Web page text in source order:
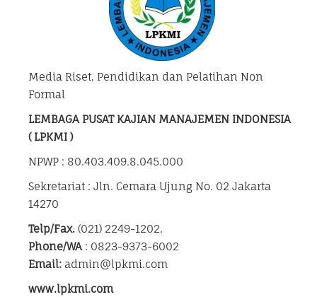
Media Riset, Pendidikan dan Pelatihan Non
Formal
LEMBAGA PUSAT KAJIAN MANAJEMEN INDONESIA
( LPKMI )
NPWP : 80.403.409.8.045.000
Sekretariat : Jln. Cemara Ujung No. 02 Jakarta
14270
Telp/Fax. (021) 2249-1202,
Phone/WA: 0823-9373-6002
Email: admin@lpkmi.com
www.lpkmi.com